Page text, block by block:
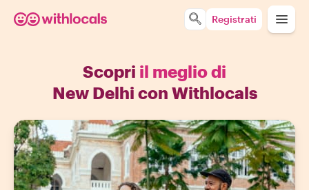
Registrati
Scopri il meglio di
New Delhi con Withlocals